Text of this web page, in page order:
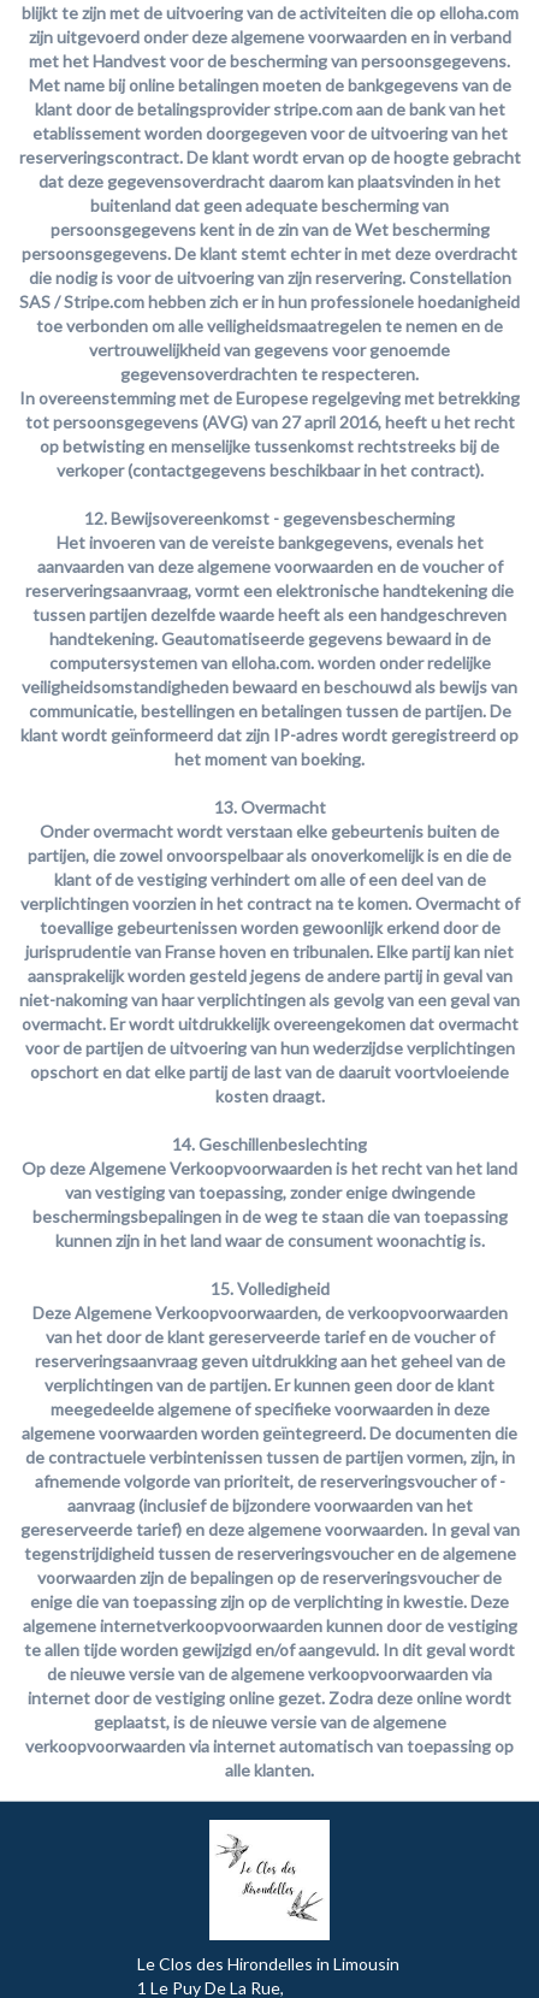
blijkt te zijn met de uitvoering van de activiteiten die op elloha.com
zijn uitgevoerd onder deze algemene voorwaarden en in verband
met het Handvest voor de bescherming van persoonsgegevens.
Met name bij online betalingen moeten de bankgegevens van de
klant door de betalingsprovider stripe.com aan de bank van het
etablissement worden doorgegeven voor de uitvoering van het
reserveringscontract. De klant wordt ervan op de hoogte gebracht
dat deze gegevensoverdracht daarom kan plaatsvinden in het
buitenland dat geen adequate bescherming van
persoonsgegevens kent in de zin van de Wet bescherming
persoonsgegevens. De klant stemt echter in met deze overdracht
die nodig is voor de uitvoering van zijn reservering. Constellation
SAS / Stripe.com hebben zich er in hun professionele hoedanigheid
toe verbonden om alle veiligheidsmaatregelen te nemen en de
vertrouwelijkheid van gegevens voor genoemde
gegevensoverdrachten te respecteren.
In overeenstemming met de Europese regelgeving met betrekking
tot persoonsgegevens (AVG) van 27 april 2016, heeft u het recht
op betwisting en menselijke tussenkomst rechtstreeks bij de
verkoper(contactgegevens beschikbaar in het contract).
12. Bewijsovereenkomst - gegevensbescherming
Het invoeren van de vereiste bankgegevens, evenals het
aanvaarden van deze algemene voorwaarden en de voucher of
reserveringsaanvraag, vormt een elektronische handtekening die
tussen partijen dezelfde waarde heeft als een handgeschreven
handtekening. Geautomatiseerde gegevens bewaard in de
computersystemen van elloha.com. worden onder redelijke
veiligheidsomstandigheden bewaard en beschouwd als bewijs van
communicatie, bestellingen en betalingen tussen de partijen. De
klant wordt geïnformeerd dat zijn IP-adres wordt geregistreerd op
het moment van boeking.
13. Overmacht
Onder overmacht wordt verstaan elke gebeurtenis buiten de
partijen, die zowel onvoorspelbaar als onoverkomelijk is en die de
klant of de vestiging verhindert om alle of een deel van de
verplichtingen voorzien in het contract na te komen. Overmacht of
toevallige gebeurtenissen worden gewoonlijk erkend door de
jurisprudentie van Franse hoven en tribunalen. Elke partij kan niet
aansprakelijk worden gesteld jegens de andere partij in geval van
niet-nakoming van haar verplichtingen als gevolg van een geval van
overmacht. Er wordt uitdrukkelijk overeengekomen dat overmacht
voor de partijen de uitvoering van hun wederzijdse verplichtingen
opschort en dat elke partij de last van de daaruit voortvloeiende
kosten draagt.
14. Geschillenbeslechting
Op deze Algemene Verkoopvoorwaarden is het recht van het land
van vestiging van toepassing, zonder enige dwingende
beschermingsbepalingen in de weg te staan die van toepassing
kunnen zijn in het land waar de consument woonachtig is.
15. Volledigheid
Deze Algemene Verkoopvoorwaarden, de verkoopvoorwaarden
van het door de klant gereserveerde tarief en de voucher of
reserveringsaanvraag geven uitdrukking aan het geheel van de
verplichtingen van de partijen. Er kunnen geen door de klant
meegedeelde algemene of specifieke voorwaarden in deze
algemene voorwaarden worden geïntegreerd. De documenten die
de contractuele verbintenissen tussen de partijen vormen, zijn, in
afnemende volgorde van prioriteit, de reserveringsvoucher of -
aanvraag (inclusief de bijzondere voorwaarden van het
gereserveerde tarief) en deze algemene voorwaarden. In geval van
tegenstrijdigheid tussen de reserveringsvoucher en de algemene
voorwaarden zijn de bepalingen op de reserveringsvoucher de
enige die van toepassing zijn op de verplichting in kwestie. Deze
algemene internetverkoopvoorwaarden kunnen door de vestiging
te allen tijde worden gewijzigd en/of aangevuld. In dit geval wordt
de nieuwe versie van de algemene verkoopvoorwaarden via
internet door de vestiging online gezet. Zodra deze online wordt
geplaatst, is de nieuwe versie van de algemene
verkoopvoorwaarden via internet automatisch van toepassing op
alle klanten.
Le Clos des Hirondelles in Limousin
1 Le Puy De La Rue,